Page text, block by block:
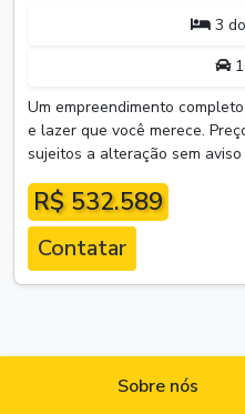
3
1
Um empreendimento
e lazer que você merece.
sujeitos a alteração sem aviso
R$ 532.589
Contatar
Sobre nós